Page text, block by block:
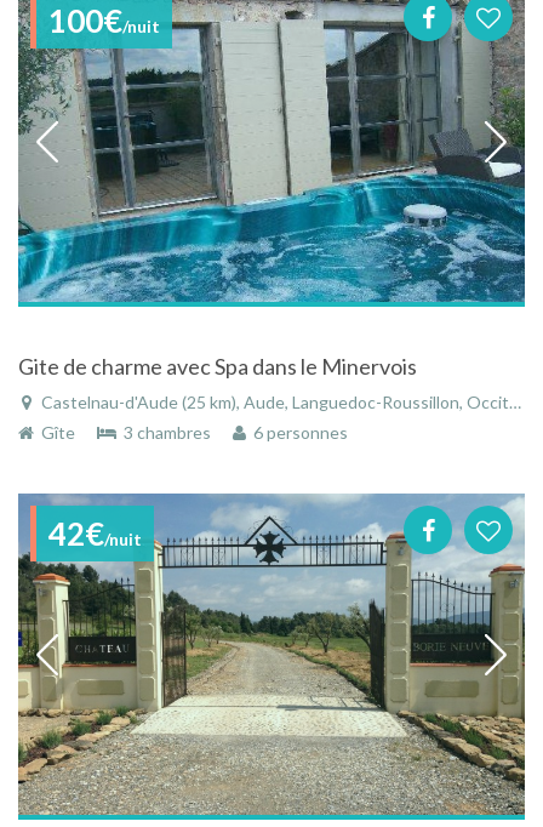
100€/nuit
Gite de charme avec Spa dans le Minervois
Castelnau-d'Aude (25 km), Aude, Languedoc-Roussillon, Occitanie, France
Gîte
3 chambres 6 personnes
42€/nuit